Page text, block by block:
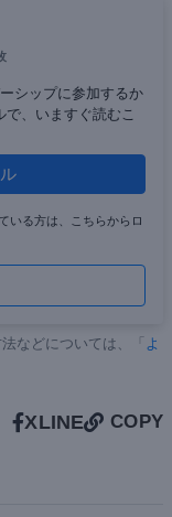
シップに参加するか
、いますぐ読むこ
いる方は、こちらからロ
などについては、「
よ
XLINE COPY